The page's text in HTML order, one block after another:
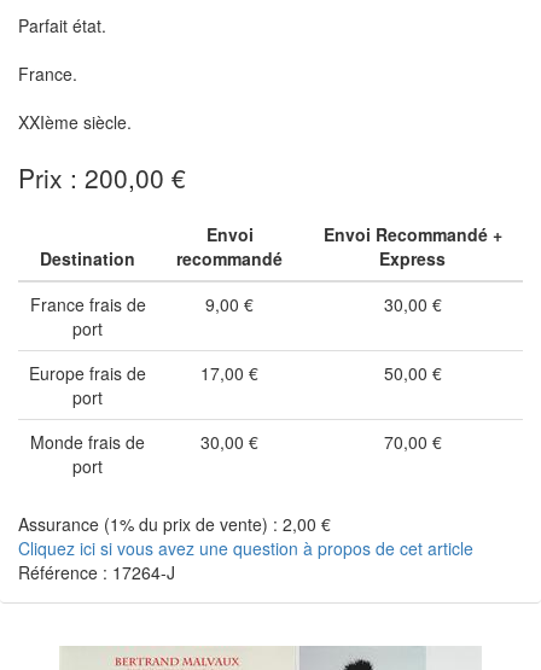
Parfait état.
France.
XXIème siècle.
Prix : 200,00 €
Destination
Envoi
recommandé
Envoi Recommandé +
Express
France frais de
port
9,00 € 30,00 €
Europe frais de
port
17,00 € 50,00 €
Monde frais de
port
30,00 € 70,00 €
Assurance (1% du prix de vente) : 2,00 €
Cliquez ici si vous avez une question à propos de cet article
Référence : 17264-J